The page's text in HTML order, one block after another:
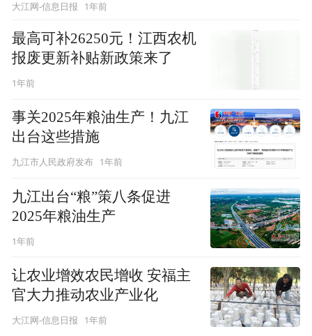
大江网-信息日报 1年前
最高可补26250元！江西农机
报废更新补贴新政策来了
1年前
事关2025年粮油生产！九江
出台这些措施
九江市人民政府发布 1年前
九江出台“粮”策八条促进
2025年粮油生产
1年前
让农业增效农民增收 安福主
官大力推动农业产业化
大江网-信息日报 1年前